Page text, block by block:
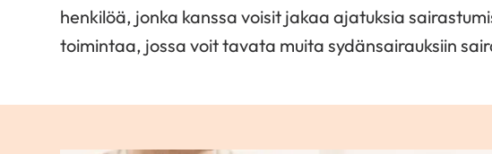
henkilöä, jonka kanssa voisit jakaa ajatuksia
toimintaa, jossa voit tavata muita sydänsairauksiin